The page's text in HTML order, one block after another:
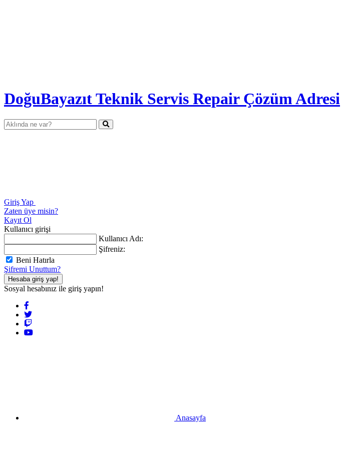
DoğuBayazıt Teknik Servis Repair Çözüm Adresi
Giriş Yap
Zaten üye misin?
Kayıt Ol
Kullanıcı girişi
Kullanıcı Adı:
Şifreniz:
Beni Hatırla
Şifremi Unuttum?
Hesaba giriş yap!
Sosyal hesabınız ile giriş yapın!
Anasayfa